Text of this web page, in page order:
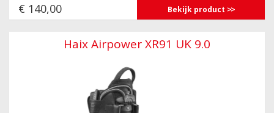
€ 140,00 Bekijk product
Haix Airpower XR91 UK 9.0